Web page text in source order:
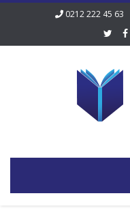
0212 222 45 63